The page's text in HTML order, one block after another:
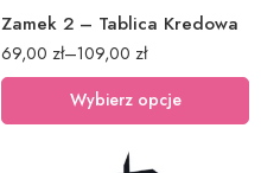
Zamek 2 – Tablica Kredowa
69,00 zł–109,00 zł
Wybierz opcje